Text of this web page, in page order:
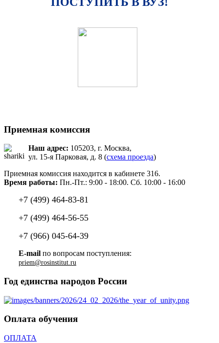
Приемная комиссия
Наш адрес: 105203, г. Москва,
ул. 15-я Парковая, д. 8 (схема проезда)
Приемная комиссия находится в кабинете 316.
Время работы: Пн.-Пт.: 9:00 - 18:00. Сб. 10:00 - 16:00
+7 (499) 464-83-81
+7 (499) 464-56-55
+7 (966) 045-64-39
E-mail по вопросам поступления:
priem@rosinstitut.ru
Год единства народов России
Оплата обучения
ОПЛАТА